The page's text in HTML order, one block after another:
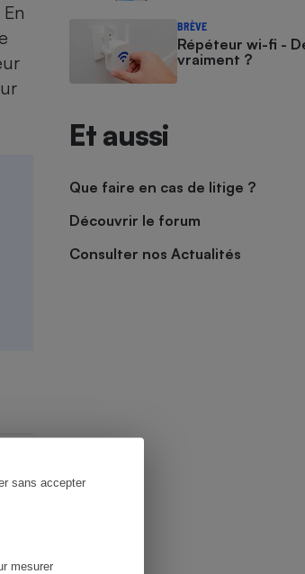
mesurer
sans accepter
BRÈVE
Répéteur wi-fi -
vraiment ?
Et aussi
Que faire en cas de litige ?
Découvrir le forum
Consulter nos Actualités